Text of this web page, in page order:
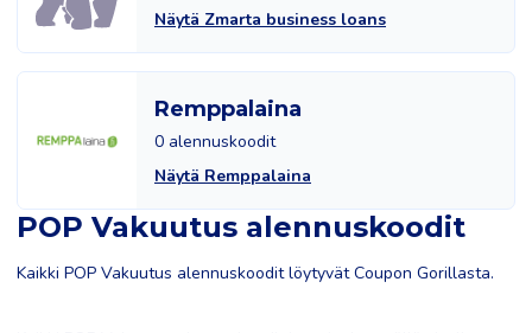
Näytä Zmarta business loans
Remppalaina
0 alennuskoodit
Näytä Remppalaina
POP Vakuutus alennuskoodit
Kaikki POP Vakuutus alennuskoodit löytyvät Coupon Gorillasta.